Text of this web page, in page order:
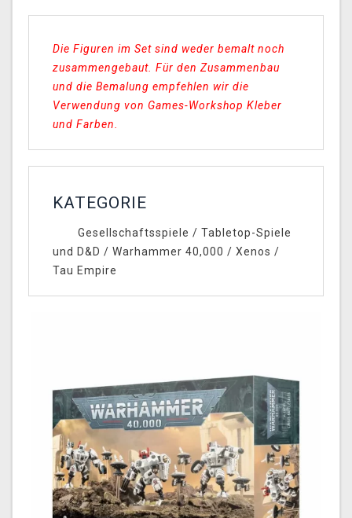
Die Figuren im Set sind weder bemalt noch
zusammengebaut. Für den Zusammenbau
und die Bemalung empfehlen wir die
Verwendung von Games-Workshop Kleber
und Farben.
KATEGORIE
Gesellschaftsspiele / Tabletop-Spiele
und D&D / Warhammer 40,000 / Xenos /
Tau Empire